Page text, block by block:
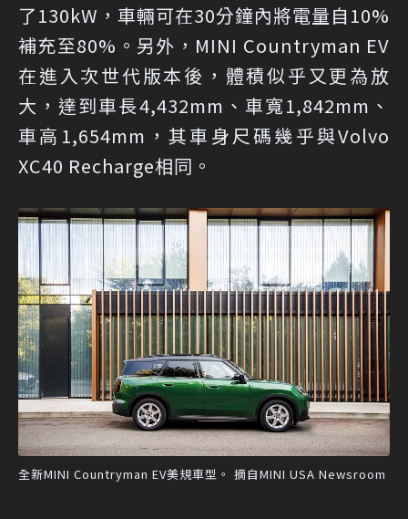
了130kW，車輛可在30分鐘內將電量自10%
補充至80%。另外，MINI Countryman EV
在進入次世代版本後，體積似乎又更為放
大，達到車長4,432mm、車寬1,842mm、
車高1,654mm，其車身尺碼幾乎與Volvo
XC40 Recharge相同。
全新MINI Countryman EV美規車型。 摘自MINI USA Newsroom